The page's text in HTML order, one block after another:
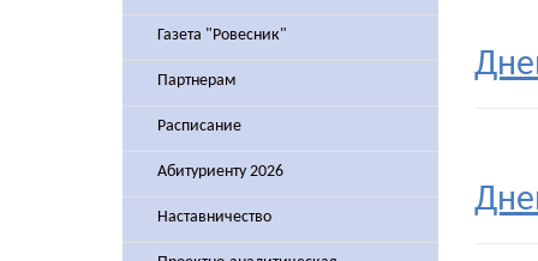
Газета "Ровесник"
Партнерам
Расписание
Абитуриенту 2026
Наставничество